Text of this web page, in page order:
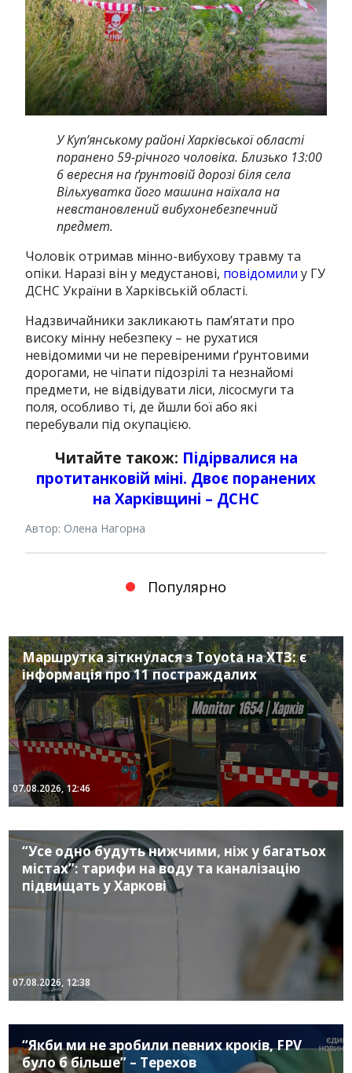
У Куп’янському районі Харківської області
поранено 59-річного чоловіка.Близько 13:00
6 вересня на ґрунтовій дорозі біля села
Вільхуватка його машина наїхала на
невстановлений вибухонебезпечний
предмет.
Чоловік отримав мінно-вибухову травму та
опіки. Наразі він у медустанові, повідомили у ГУ
ДСНС України в Харківській області.
Надзвичайники закликають пам’ятати про
високу мінну небезпеку – не рухатися
невідомими чи не перевіреними ґрунтовими
дорогами, не чіпати підозрілі та незнайомі
предмети, не відвідувати ліси, лісосмуги та
поля, особливо ті, де йшли бої або які
перебували під окупацією.
Читайте також: Підірвалися на
протитанковій міні. Двоє поранених
на Харківщині – ДСНС
Автор: Олена Нагорна
Популярно
Маршрутка зіткнулася з Toyota на ХТЗ: є
інформація про 11 постраждалих
07.08.2026, 12:46
“Усе одно будуть нижчими, ніж у багатьох
містах”: тарифи на воду та каналізацію
підвищать у Харкові
07.08.2026, 12:38
“Якби ми не зробили певних кроків, FPV
було б більше” – Терехов